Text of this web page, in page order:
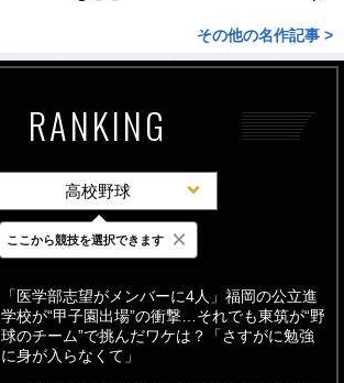
その他の名作記事 >
RANKING
高校野球
最新 24時間 週間
「医学部志望がメンバーに4人」福岡の公立進
学校が“甲子園出場”の衝撃…それでも東筑が“野
球のチーム”で挑んだワケは？「さすがに勉強
に身が入らなくて」
ここから競技を選択できます ×